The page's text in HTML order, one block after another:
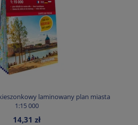
laminowany plan miasta
1:15 000
14,31 zł